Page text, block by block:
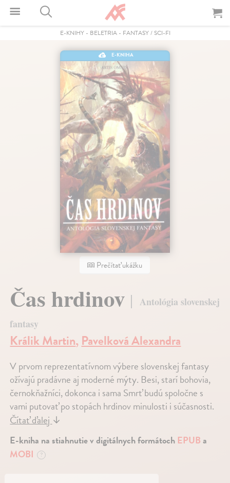
E-KNIHY- BELETRIA- FANTASY / SCI-FI
E-KNIHA
Prečítať ukážku
Čas hrdinov
Antológia slovenskej
fantasy
Králik Martin, Pavelková Alexandra
V prvom reprezentatívnom výbere slovenskej fantasy
ožívajú pradávne aj moderné mýty. Besi, starí bohovia,
černokňažníci, dokonca i sama Smrť budú spoločne s
vami putovať po stopách hrdinov minulosti i súčasnosti.
Čítať ďalej↓
E-kniha na stiahnutie v digitálnych formátoch EPUBa
MOBI
?